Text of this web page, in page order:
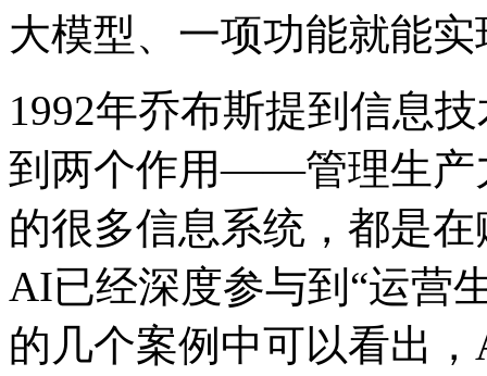
大模型、一项功能就能
1992年乔布斯提到信息
到两个作用——管理生产
的很多信息系统，都是
AI已经深度参与到“运营
的几个案例中可以看出